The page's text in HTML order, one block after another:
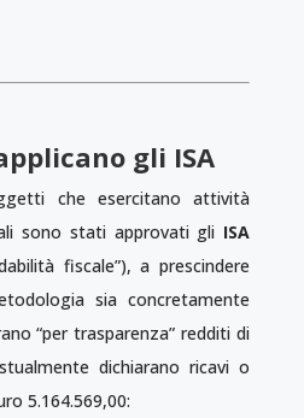
gli ISA
che esercitano attività
sono stati approvati gli ISA
fiscale”), a prescindere
sia concretamente
“per trasparenza” redditi di
dichiarano ricavi o
5.164.569,00: